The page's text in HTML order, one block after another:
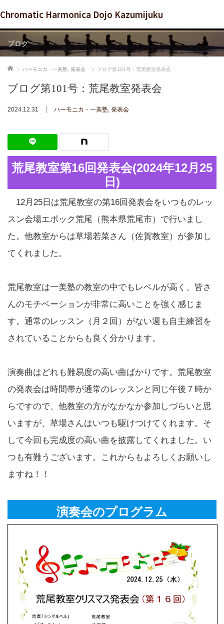
Chromatic Harmonica Dojo Kazumijuku
ブログ
ホーム ハーモニカ・一美塾 発表会 ブログ第101号：荒尾教室発表会
ブログ第101号：荒尾教室発表会
2024.12.31 ハーモニカ・一美塾 発表会
荒尾教室第16回発表会(2024年12月25
日)
12月25日は荒尾教室の第16回発表会をいつものレッ
スン会場エポック荒尾（熊本県荒尾市）で行いまし
た。他教室からは草場若菜さん（佐賀教室）が参加し
てくれました。
荒尾教室は一美塾の教室の中でもレベルが高く、皆さ
んのモチベーションが非常に高いことを強く感じま
す。通常のレッスン（月２回）がない週も自主練習を
されていることからも良く分かります。
演奏曲はどれも難易度の高い曲ばかりです。荒尾教室
の発表会は時間帯が通常のレッスンと同じ午後７時か
らですので、他教室の方がなかなか参加しづらいと思
いますが、草場さんはいつも駆けつけてくれます。そ
して今回も完成度の高い曲を披露してくれました。い
つも有難うございます。これからもよろしくお願いし
ますね！！
演奏会のプログラム